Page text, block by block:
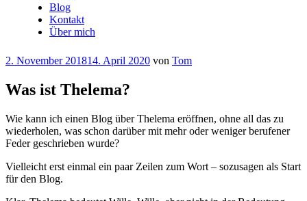
Blog
Kontakt
Über mich
Veröffentlicht
2. November 201814. April 2020 von Tom
Was ist Thelema?
Wie kann ich einen Blog über Thelema eröffnen, ohne all das zu
wiederholen, was schon darüber mit mehr oder weniger berufener
Feder geschrieben wurde?
Vielleicht erst einmal ein paar Zeilen zum Wort – sozusagen als Start
für den Blog.